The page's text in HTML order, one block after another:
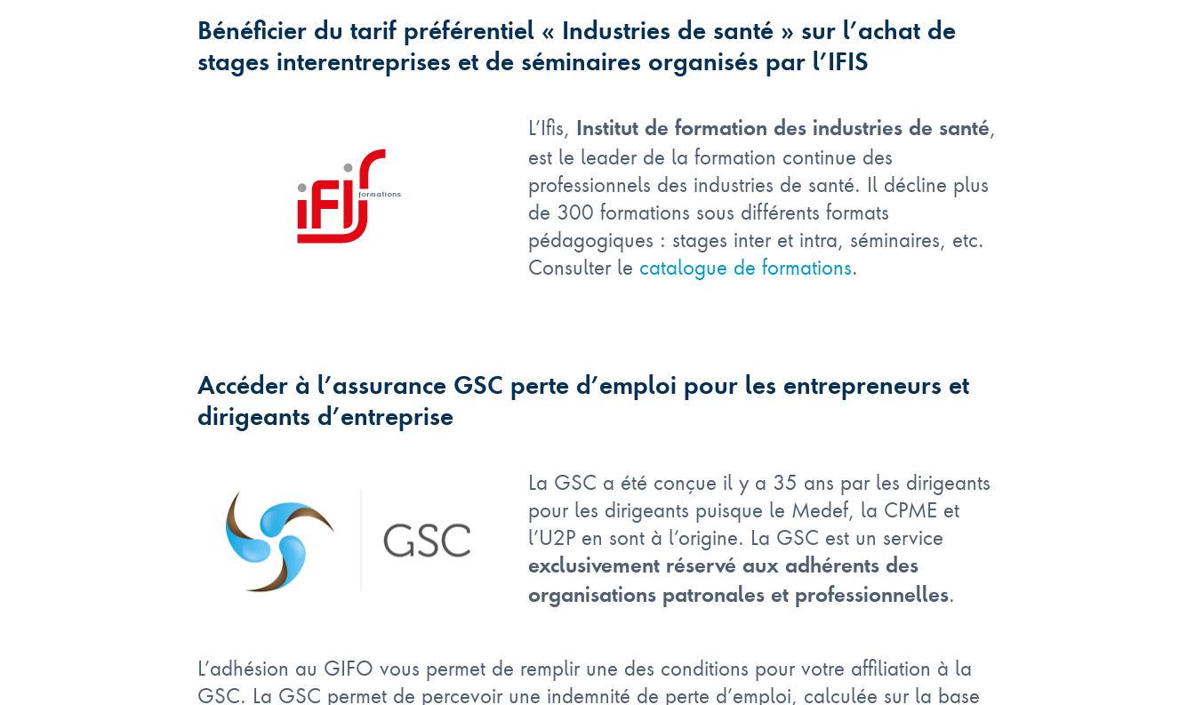
Bénéficier du tarif préférentiel « Industries de santé » sur l’achat de
stages interentreprises et de séminaires organisés par l’IFIS
L’Ifis, Institut de formation des industries de santé,
est le leader de la formation continue des
professionnels des industries de santé. Il décline plus
de 300 formations sous différents formats
pédagogiques : stages inter et intra, séminaires, etc.
Consulter le catalogue de formations.
Accéder à l’assurance GSC perte d’emploi pour les entrepreneurs et
dirigeants d’entreprise
La GSC a été conçue il y a 35 ans par les dirigeants
pour les dirigeants puisque le Medef, la CPME et
l’U2P en sont à l’origine. La GSC est un service
exclusivement réservé aux adhérents des
organisations patronales et professionnelles.
L’adhésion au GIFO vous permet de remplir une des conditions pour votre affiliation à la
GSC. La GSC permet de percevoir une indemnité de perte d’emploi, calculée sur la base